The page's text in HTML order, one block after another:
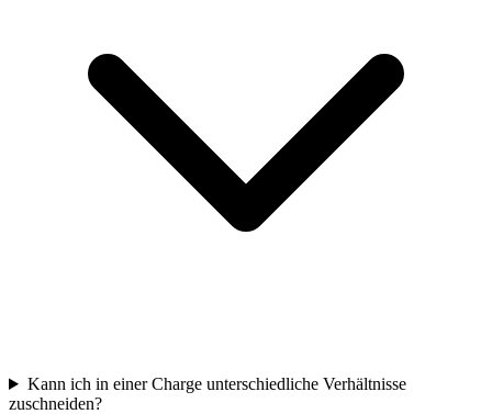
Kann ich in einer Charge unterschiedliche Verhältnisse
zuschneiden?